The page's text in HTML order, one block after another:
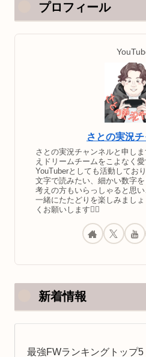
プロフィール
さとの実況
さとの実況チャンネルと申し
えドリームチームをこよなく
YouTuberとしても活動してお
文字で読みたい、細かい数字
考えの方もいらっしゃると思
一緒にたたどりを楽しみまし
くお願いします🙇‍♂️
新着情報
最強FWランキングトップ